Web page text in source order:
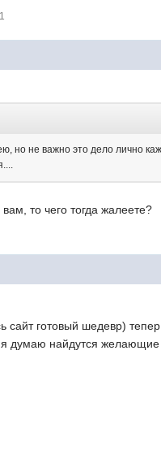
но не важно это дело лично
то чего тогда жалеете?
сайт готовый шедевр)
я думаю найдутся